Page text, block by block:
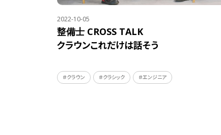
2022-10-05
整備士 CROSS TALK
クラウンこれだけは話そう
＃クラウン ＃クラシック ＃エンジニア